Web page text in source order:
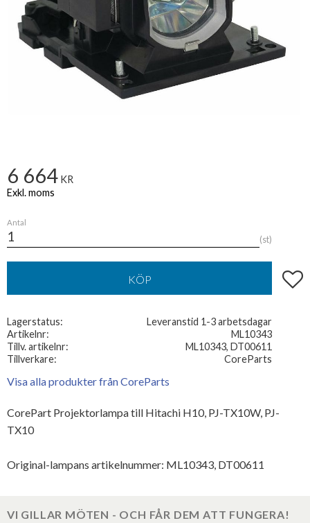
6 664 KR
Antal
st
KÖP Lägg
Lagerstatus
Leveranstid 1-3 arbetsdagar
Artikelnr
ML10343
Tillv. artikelnr
ML10343, DT00611
Tillverkare
CoreParts
Visa alla produkter från CoreParts
CorePart Projektorlampa till Hitachi H10, PJ-TX10W, PJ-
TX10
Original-lampans artikelnummer: ML10343, DT00611
VI GILLAR MÖTEN - OCH FÅR DEM ATT FUNGERA!